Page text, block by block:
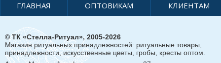
ГЛАВНАЯ ОПТОВИКАМ КЛИЕНТАМ
© ТК «Стелла-Ритуал», 2005-2026
Магазин ритуальных принадлежностей: ритуальные товары,
принадлежности, искусственные цветы, гробы, кресты оптом.